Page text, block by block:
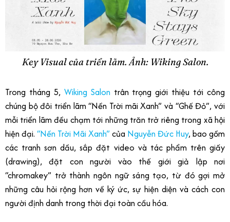
Key Visual của triển lãm. Ảnh: Wiking Salon.
Trong tháng 5, Wiking Salon trân trọng giới thiệu tới công
chúng bộ đôi triển lãm “Nền Trời mãi Xanh” và “Ghế Đỏ”, với
mỗi triển lãm đều chạm tới những trăn trở riêng trong xã hội
hiện đại. “Nền Trời Mãi Xanh” của Nguyễn Đức Huy, bao gồm
các tranh sơn dầu, sắp đặt video và tác phẩm trên giấy
(drawing), đặt con người vào thế giới giả lập nơi
“chromakey” trở thành ngôn ngữ sáng tạo, từ đó gợi mở
những câu hỏi rộng hơn về ký ức, sự hiện diện và cách con
người định danh trong thời đại toàn cầu hóa.